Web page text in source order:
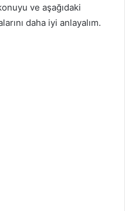
ve aşağıdaki
daha iyi anlayalım.